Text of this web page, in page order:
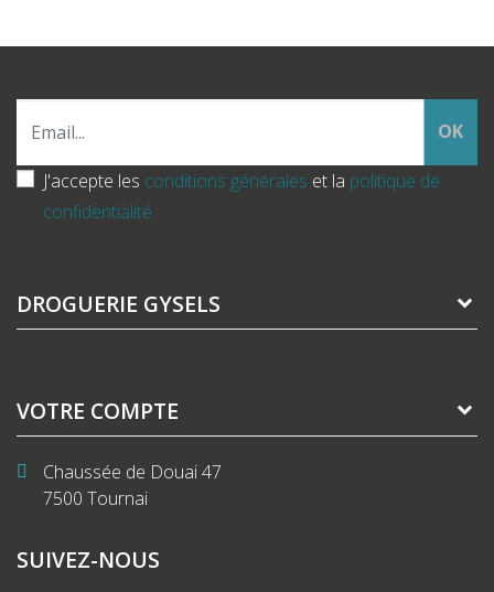
OK
J'accepte les conditions générales et la politique de
confidentialité
DROGUERIE GYSELS
VOTRE COMPTE
Chaussée de Douai 47
7500 Tournai
SUIVEZ-NOUS